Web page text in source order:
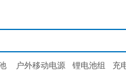
户外移动电源 锂电池组 充